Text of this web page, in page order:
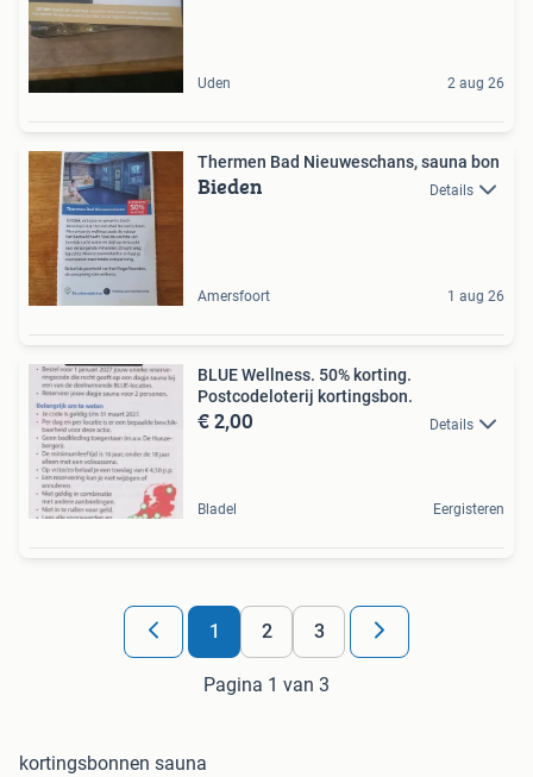
Uden 2 aug 26
Thermen Bad Nieuweschans, sauna bon
Bieden Details
Amersfoort 1 aug 26
BLUE Wellness. 50% korting.
Postcodeloterij kortingsbon.
€ 2,00 Details
Bladel Eergisteren
1 2 3
Pagina 1 van 3
kortingsbonnen sauna